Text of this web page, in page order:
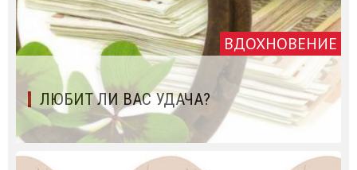
ВДОХНОВЕНИЕ
ЛЮБИТ ЛИ ВАС УДАЧА?